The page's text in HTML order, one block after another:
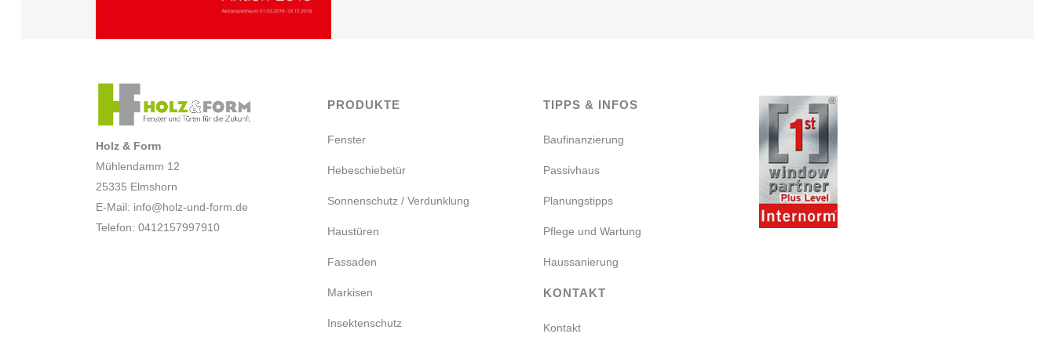
Holz & Form
Mühlendamm 12
25335 Elmshorn
E-Mail: info@holz-und-form.de
Telefon: 0412157997910
PRODUKTE
Fenster
Hebeschiebetür
Sonnenschutz / Verdunklung
Haustüren
Fassaden
Markisen
Insektenschutz
TIPPS & INFOS
Baufinanzierung
Passivhaus
Planungstipps
Pflege und Wartung
Haussanierung
KONTAKT
Kontakt